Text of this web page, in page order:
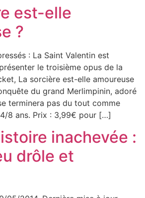
est-elle
?
: La Saint Valentin est
le troisième opus de la
La sorcière est-elle amoureuse
du grand Merlimpinin, adoré
terminera pas du tout comme
8 ans. Prix : 3,99€ pour […]
inachevée :
drôle et